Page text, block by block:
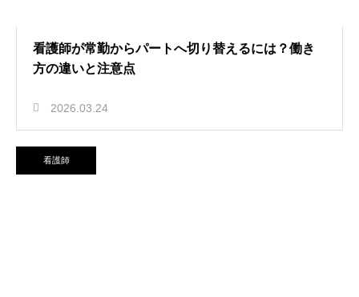
看護師が常勤からパートへ切り替えるには？働き
方の違いと注意点
2026.03.24
看護師